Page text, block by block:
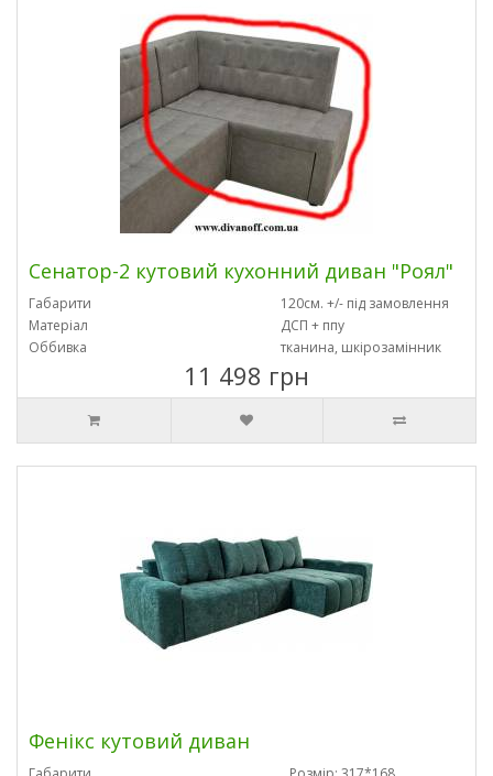
Сенатор-2 кутовий кухонний диван "Роял"
Габарити
120см. +/- під замовлення
Матеріал
ДСП + ппу
Оббивка
тканина, шкірозамінник
11 498 грн
Фенікс кутовий диван